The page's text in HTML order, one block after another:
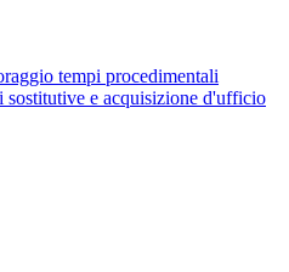
tempi procedimentali
sostitutive e acquisizione d'ufficio